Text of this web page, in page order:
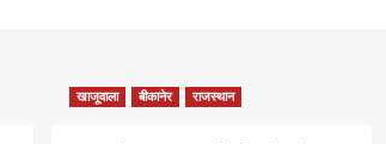
खाजूवाला बीकानेर राजस्थान